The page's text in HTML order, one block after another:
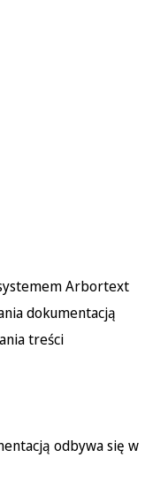
Arbortext
dokumentacją
treści
odbywa się w